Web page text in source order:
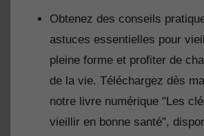
Obtenez des conseils
astuces essentielles pour
pleine forme et profiter de
de la vie. Téléchargez dès
notre livre numérique "Les
vieillir en bonne santé",